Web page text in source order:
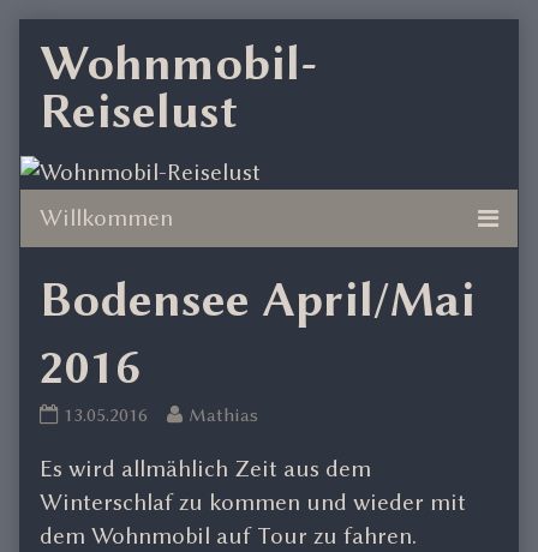
content
Wohnmobil-
Reiselust
Bodensee April/Mai
2016
Bodensee
2016
published
13.05.2016
Read
posts
by
the
Mathias
Es wird allmählich Zeit aus dem
Winterschlaf zu kommen und wieder mit
dem Wohnmobil auf Tour zu fahren.